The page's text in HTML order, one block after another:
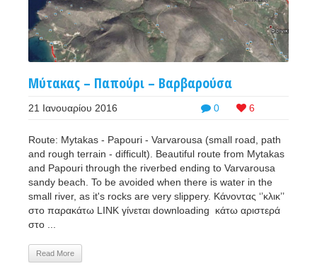
Μύτακας – Παπούρι – Βαρβαρούσα
0 6
21 Ιανουαρίου 2016
Route: Mytakas - Papouri - Varvarousa (small road, path
and rough terrain - difficult). Beautiful route from Mytakas
and Papouri through the riverbed ending to Varvarousa
sandy beach. To be avoided when there is water in the
small river, as it's rocks are very slippery. Κάνοντας ‘’κλικ’’
στο παρακάτω LINK γίνεται downloading κάτω αριστερά
στο ...
Read More